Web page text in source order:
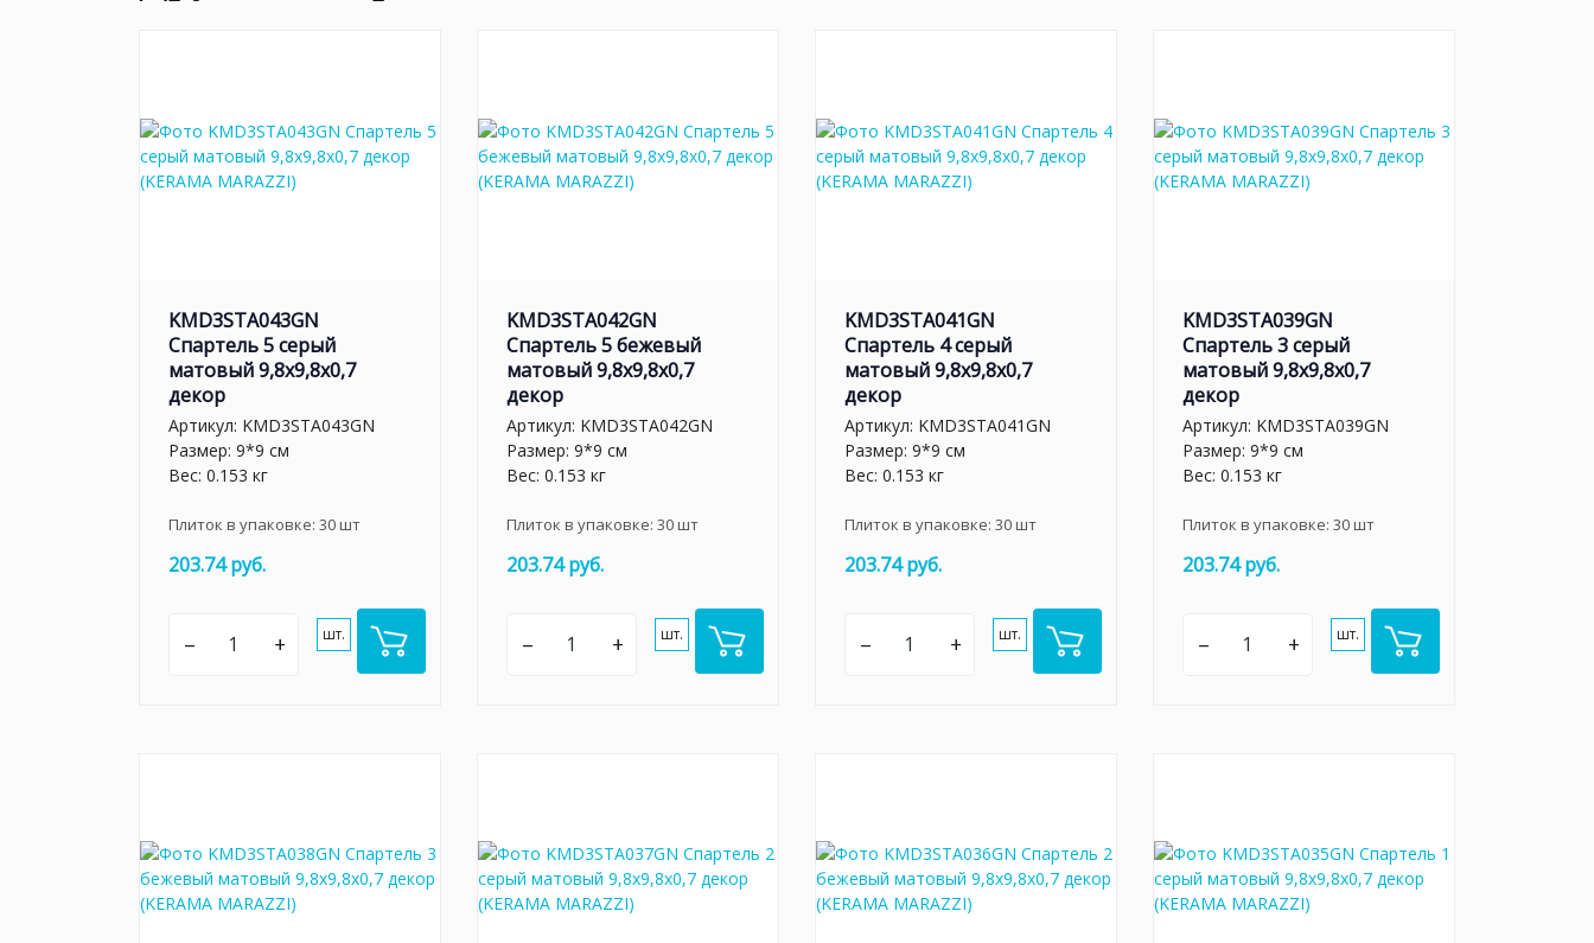
KMD3STA043GN
Спартель 5 серый
матовый 9,8x9,8x0,7
декор
Артикул: KMD3STA043GN
Размер: 9*9 см
Вес: 0.153 кг
Плиток в упаковке: 30шт
203.74 руб.
– + шт.
KMD3STA042GN
Спартель 5 бежевый
матовый 9,8x9,8x0,7
декор
Артикул: KMD3STA042GN
Размер: 9*9 см
Вес: 0.153 кг
Плиток в упаковке: 30шт
203.74 руб.
– + шт.
KMD3STA041GN
Спартель 4 серый
матовый 9,8x9,8x0,7
декор
Артикул: KMD3STA041GN
Размер: 9*9 см
Вес: 0.153 кг
Плиток в упаковке: 30шт
203.74 руб.
– + шт.
KMD3STA039GN
Спартель 3 серый
матовый 9,8x9,8x0,7
декор
Артикул: KMD3STA039GN
Размер: 9*9 см
Вес: 0.153 кг
Плиток в упаковке: 30шт
203.74 руб.
– + шт.